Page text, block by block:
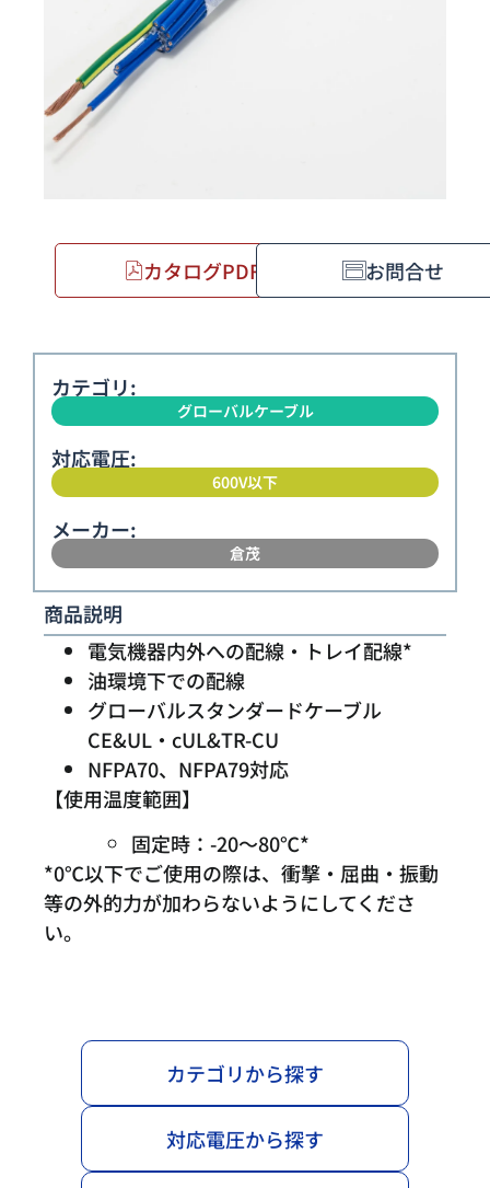
カタログPDF お問合せ
カテゴリ:
グローバルケーブル
対応電圧:
600V以下
メーカー:
倉茂
商品説明
電気機器内外への配線・トレイ配線*
油環境下での配線
グローバルスタンダードケーブル
CE&UL・cUL&TR-CU
NFPA70、NFPA79対応
【使用温度範囲】
固定時：-20～80℃*
*0℃以下でご使用の際は、衝撃・屈曲・振動
等の外的力が加わらないようにしてくださ
い。
カテゴリから探す
対応電圧から探す